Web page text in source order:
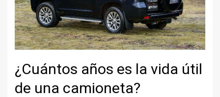
¿Cuántos años es la vida útil
de una camioneta?